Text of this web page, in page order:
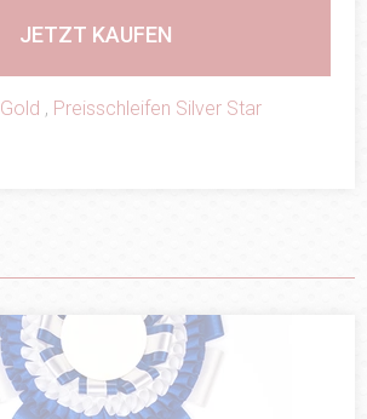
JETZT KAUFEN
Gold , Preisschleifen Silver Star